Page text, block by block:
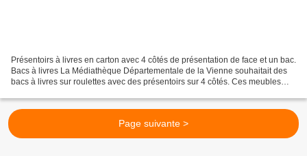
Présentoirs à livres en carton avec 4 côtés de présentation de face et un bac.
Bacs à livres La Médiathèque Départementale de la Vienne souhaitait des
bacs à livres sur roulettes avec des présentoirs sur 4 côtés. Ces meubles
Page suivante >